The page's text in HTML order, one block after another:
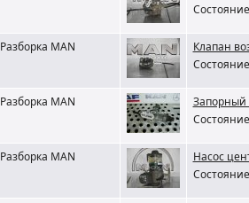
Разборка MAN
Клапан
Разборка MAN
Запорный
Разборка MAN
Насос